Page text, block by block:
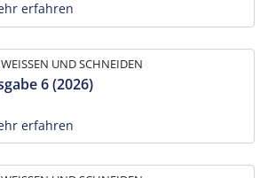
erfahren
UND SCHNEIDEN
6 (2026)
erfahren